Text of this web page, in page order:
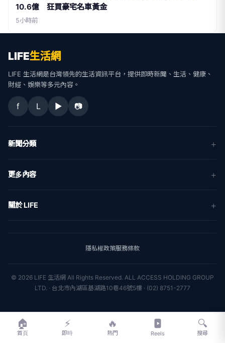
10.6億 狂買豪宅名車黃金
5小時前
LIFE生活網
LIFE 生活網是台灣領先的生活資訊平台，提供即時新聞、生活、健康、
財經、娛樂等多元內容。
f L ▶ 📷
新聞分類
健康
更多內容
關於 LIFE
隱私權政策服務條款
© 2026 LIFE 生活網 All Rights Reserved. ALL ACCESS HOLDING GROUP
LTD. · 台北市內湖區基湖路10巷46號5樓 · (02) 8751-2777
🏠
首頁
⚡
即時
🔥
熱門 Reels
🔍
搜尋